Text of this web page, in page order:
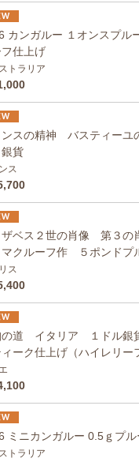
カンガルー １オンスプル
フ仕上げ
トラリア
ンスの精神 バスティー
貨
ス
ザベス２世の肖像 第３
マクルーフ作 ５ポンドプ
ス
の道 イタリア １ドル銀
ーク仕上げ（ハイレリー
ミニカンガルー 0.5ｇプ
トラリア